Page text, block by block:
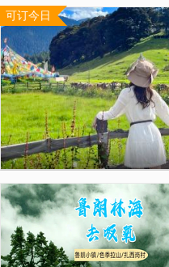
可订今日